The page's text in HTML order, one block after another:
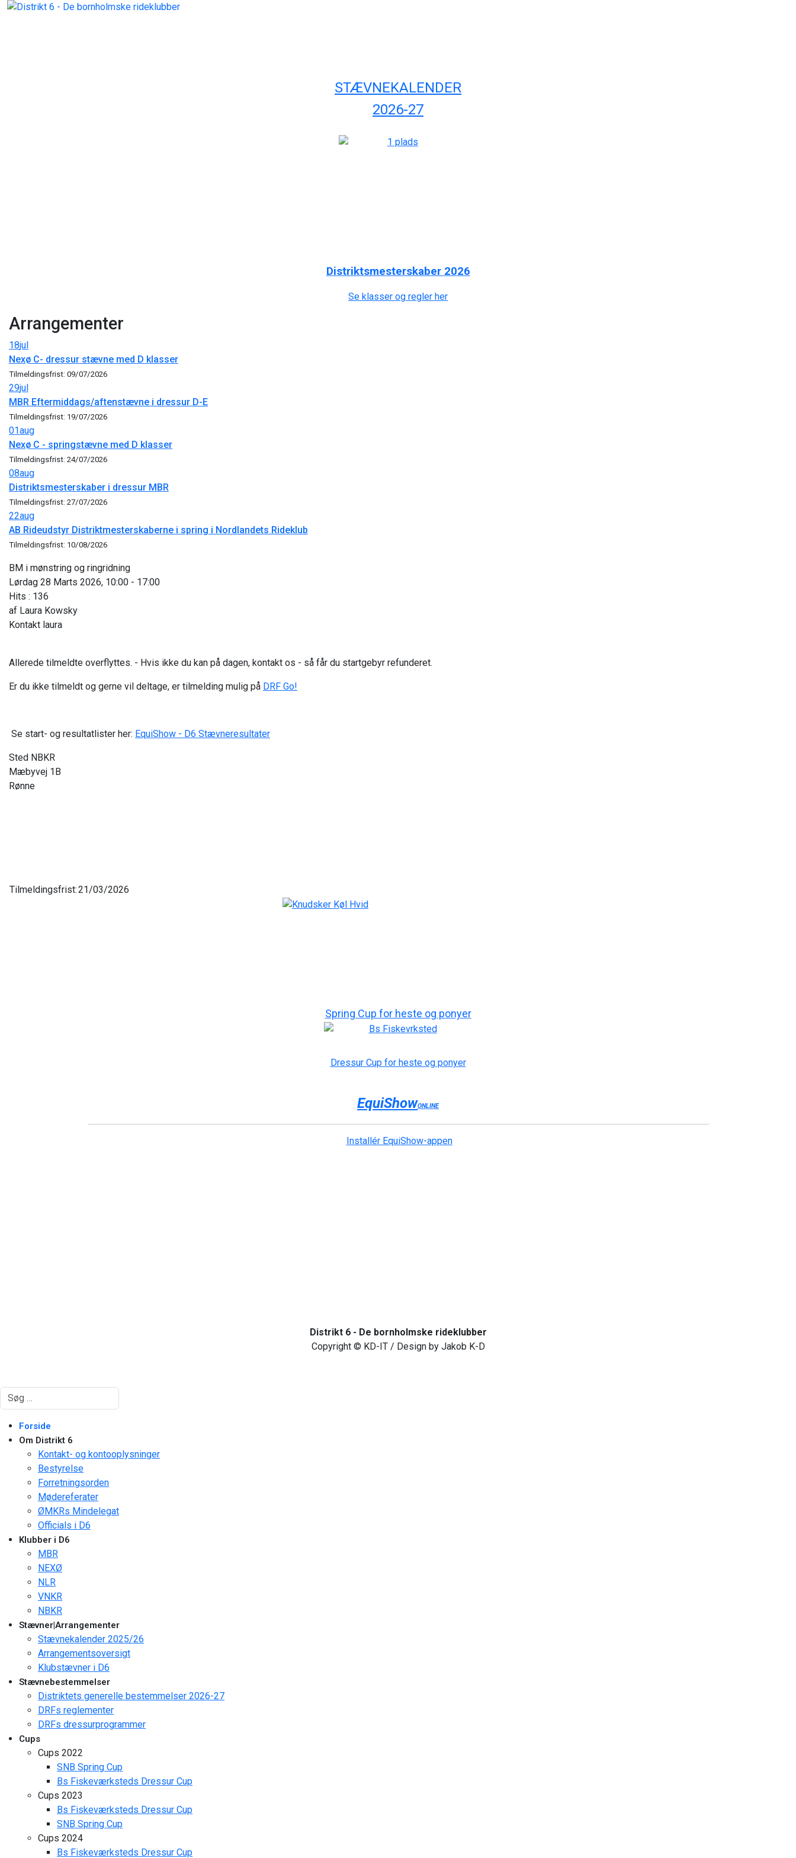
STÆVNEKALENDER
2026-27
Distriktsmesterskaber 2026
Se klasser og regler her
Arrangementer
18jul
Nexø C- dressur stævne med D klasser
Tilmeldingsfrist: 09/07/2026
29jul
MBR Eftermiddags/aftenstævne i dressur D-E
Tilmeldingsfrist: 19/07/2026
01aug
Nexø C - springstævne med D klasser
Tilmeldingsfrist: 24/07/2026
08aug
Distriktsmesterskaber i dressur MBR
Tilmeldingsfrist: 27/07/2026
22aug
AB Rideudstyr Distriktmesterskaberne i spring i Nordlandets Rideklub
Tilmeldingsfrist: 10/08/2026
BM i mønstring og ringridning
Lørdag 28 Marts 2026, 10:00 - 17:00
Hits : 136
af Laura Kowsky
Kontakt laura
Allerede tilmeldte overflyttes. - Hvis ikke du kan på dagen, kontakt os - så får du startgebyr refunderet.
Er du ikke tilmeldt og gerne vil deltage, er tilmelding mulig på DRF Go!
Se start- og resultatlister her: EquiShow - D6 Stævneresultater
Sted NBKR
Mæbyvej 1B
Rønne
Tilmeldingsfrist:21/03/2026
Spring Cup for heste og ponyer
Dressur Cup for heste og ponyer
EquiShowONLINE
Installér EquiShow-appen
Distrikt 6 - De bornholmske rideklubber
Copyright © KD-IT / Design by Jakob K-D
Søg
Forside
Om Distrikt 6
Kontakt- og kontooplysninger
Bestyrelse
Forretningsorden
Mødereferater
ØMKRs Mindelegat
Officials i D6
Klubber i D6
MBR
NEXØ
NLR
VNKR
NBKR
Stævner|Arrangementer
Stævnekalender 2025/26
Arrangementsoversigt
Klubstævner i D6
Stævnebestemmelser
Distriktets generelle bestemmelser 2026-27
DRFs reglementer
DRFs dressurprogrammer
Cups
Cups 2022
SNB Spring Cup
Bs Fiskeværksteds Dressur Cup
Cups 2023
Bs Fiskeværksteds Dressur Cup
SNB Spring Cup
Cups 2024
Bs Fiskeværksteds Dressur Cup